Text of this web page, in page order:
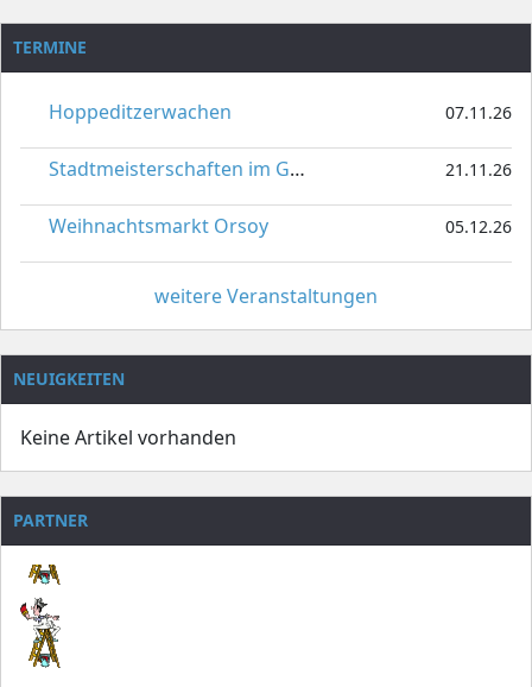
TERMINE
Hoppeditzerwachen 07.11.26
Stadtmeisterschaften im Gardetanz 21.11.26
Weihnachtsmarkt Orsoy 05.12.26
weitere Veranstaltungen
NEUIGKEITEN
Keine Artikel vorhanden
PARTNER